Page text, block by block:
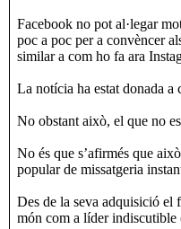
Facebook no pot al·legar
poc a poc per a convèncer
similar a com ho fa ara
La notícia ha estat donada
No obstant això, el que no
No és que s’afirmés que
popular de missatgeria
Des de la seva adquisició el
món com a líder indiscutible